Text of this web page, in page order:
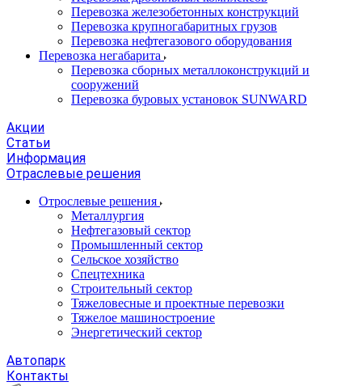
Перевозка железобетонных конструкций
Перевозка крупногабаритных грузов
Перевозка нефтегазового оборудования
Перевозка негабарита
Перевозка сборных металлоконструкций и
сооружений
Перевозка буровых установок SUNWARD
Акции
Статьи
Информация
Отраслевые решения
Отрослевые решения
Металлургия
Нефтегазовый сектор
Промышленный сектор
Сельское хозяйство
Спецтехника
Строительный сектор
Тяжеловесные и проектные перевозки
Тяжелое машиностроение
Энергетический сектор
Автопарк
Контакты